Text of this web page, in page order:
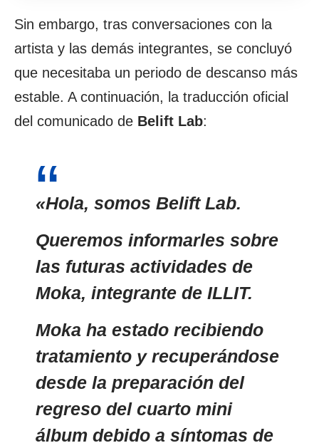
Sin embargo, tras conversaciones con la
artista y las demás integrantes, se concluyó
que necesitaba un periodo de descanso más
estable. A continuación, la traducción oficial
del comunicado de Belift Lab:
«Hola, somos Belift Lab.
Queremos informarles sobre
las futuras actividades de
Moka, integrante de ILLIT.
Moka ha estado recibiendo
tratamiento y recuperándose
desde la preparación del
regreso del cuarto mini
álbum debido a síntomas de